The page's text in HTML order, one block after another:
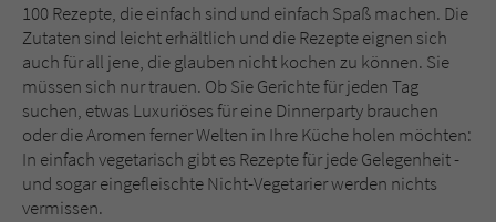
100 Rezepte, die einfach sind und einfach Spaß machen. Die
Zutaten sind leicht erhältlich und die Rezepte eignen sich
auch für all jene, die glauben nicht kochen zu können. Sie
müssen sich nur trauen. Ob Sie Gerichte für jeden Tag
suchen, etwas Luxuriöses für eine Dinnerparty brauchen
oder die Aromen ferner Welten in Ihre Küche holen möchten:
In einfach vegetarisch gibt es Rezepte für jede Gelegenheit -
und sogar eingefleischte Nicht-Vegetarier werden nichts
vermissen.
Zweck
Dieses Cookie gewährleistet die
Kommunikation der Webseite mit dem
Benutzer. Es wird benötigt um z. B. den
Sicherheitscode des Kontaktformulars zu
überprüfen.